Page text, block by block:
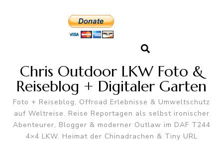
Chris Outdoor LKW Foto &
Reiseblog + Digitaler Garten
Foto + Reiseblog, Offroad Erlebnisse & Umweltschutz
auf Weltreise. Reise Reportagen als selbst ironischer
Abenteurer, Blogger & moderner Outlaw im DAF T244
4×4 LKW. Heimat der Chinadrachen & Tiny URL